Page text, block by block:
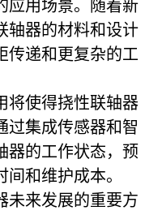
应用场景。随着新
轴器的材料和设计
传递和更复杂的工
将使得挠性联轴器
过集成传感器和智
器的工作状态，预
和维护成本。
未来发展的重要方